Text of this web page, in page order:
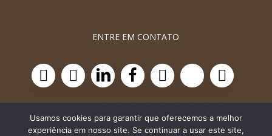
ENTRE EM CONTATO
Usamos cookies para garantir que oferecemos a melhor
experiência em nosso site. Se continuar a usar este site,